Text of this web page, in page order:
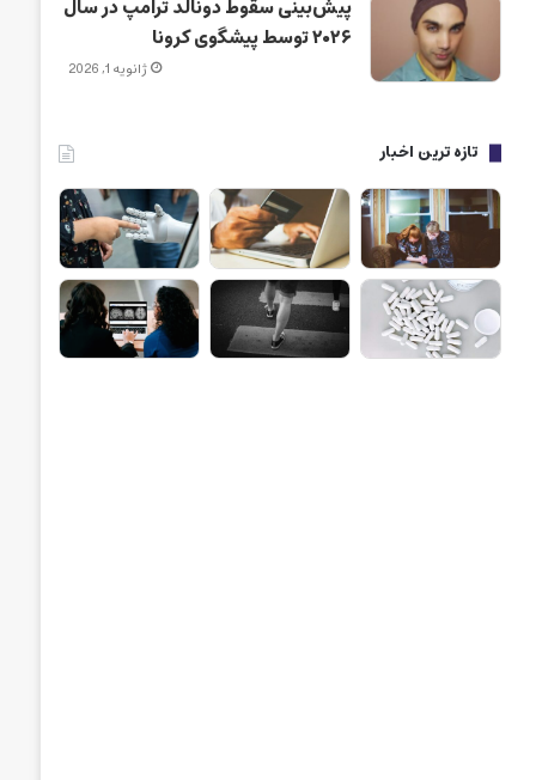
پیش‌بینی سقوط دونالد ترامپ در سال
۲۰۲۶ توسط پیشگوی کرونا
ژانویه 1, 2026
تازه ترین اخبار